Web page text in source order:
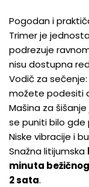
Pogodan i
Trimer je
podrezuje
nisu dostupna
Vodič za
možete podesiti
Mašina za
se puniti bilo gde
Niske vibracije i
Snažna litijumska
minuta
2 sata.